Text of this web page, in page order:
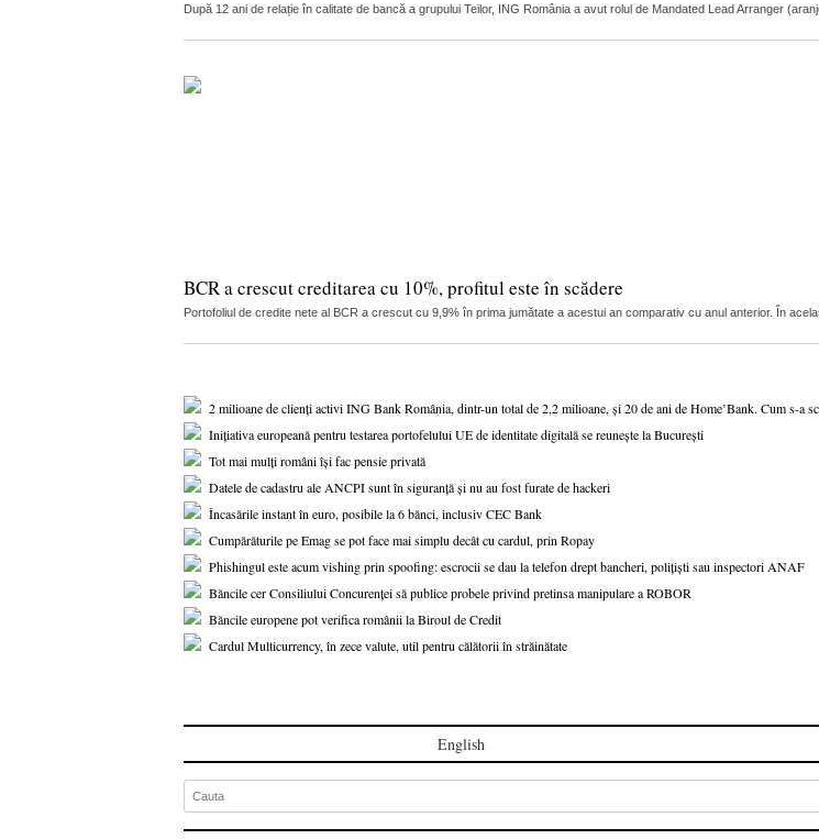
După 12 ani de relație în calitate de bancă a grupului Teilor, ING România a avut rolul de Mandated Lead Arranger
BCR a crescut creditarea cu 10%, profitul este în scădere
Portofoliul de credite nete al BCR a crescut cu 9,9% în prima jumătate a acestui an comparativ cu anul anterior. În
2 milioane de clienți activi ING Bank România, dintr-un total de 2,2 milioane, și 20 de ani de Home’Bank. Cum s-a
Inițiativa europeană pentru testarea portofelului UE de identitate digitală se reunește la București
Tot mai mulți români își fac pensie privată
Datele de cadastru ale ANCPI sunt în siguranță și nu au fost furate de hackeri
Încasările instant în euro, posibile la 6 bănci, inclusiv CEC Bank
Cumpărăturile pe Emag se pot face mai simplu decât cu cardul, prin Ropay
Phishingul este acum vishing prin spoofing: escrocii se dau la telefon drept bancheri, polițiști sau inspectori ANAF
Băncile cer Consiliului Concurenței să publice probele privind pretinsa manipulare a ROBOR
Băncile europene pot verifica românii la Biroul de Credit
Cardul Multicurrency, în zece valute, util pentru călătorii în străinătate
English